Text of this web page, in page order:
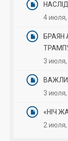
4 июля,
3 июля,
3 июля,
«НІЧ
2 июля,